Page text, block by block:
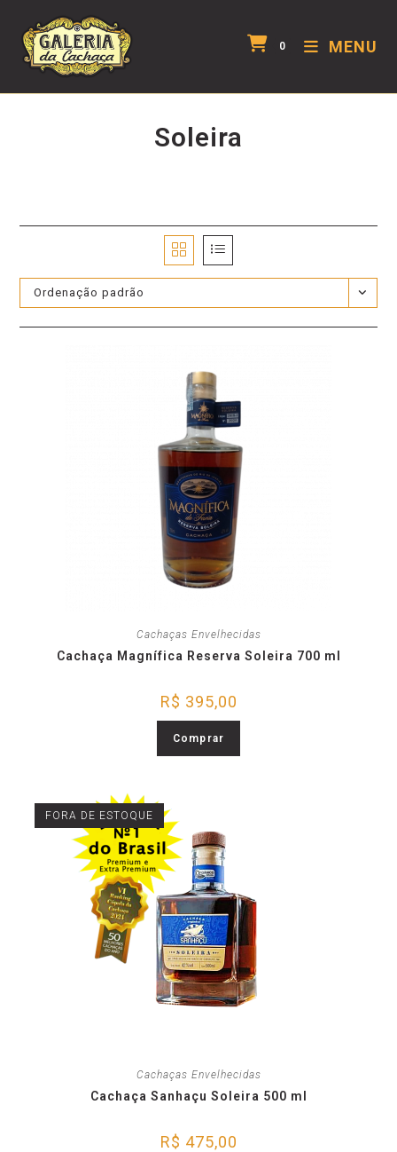
0 MENU
Soleira
Ordenação padrão
Cachaças Envelhecidas
Cachaça Magnífica Reserva Soleira 700 ml
R$ 395,00
Comprar
FORA DE ESTOQUE
Cachaças Envelhecidas
Cachaça Sanhaçu Soleira 500 ml
R$ 475,00